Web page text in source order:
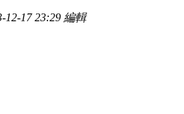
12-17 23:29 編輯